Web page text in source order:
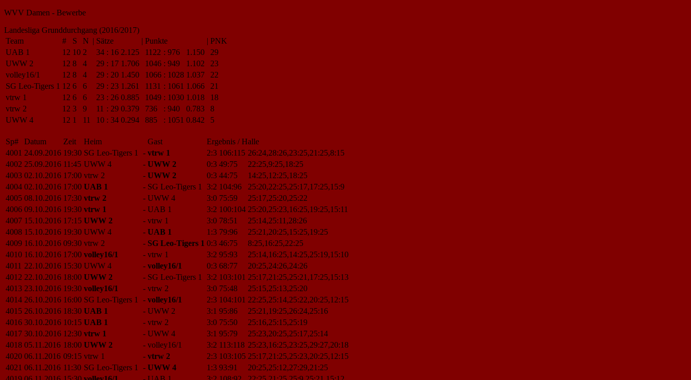
WVV Damen - Bewerbe
Landesliga Grunddurchgang (2016/2017)
Team
# S N | Sätze | Punkte | PNK
UAB 1
12 10 2 34 : 16 2.125 1122 : 976 1.150
29
UWW 2
12 8 4 29 : 17 1.706 1046 : 949 1.102
23
volley16/1
12 8 4 29 : 20 1.450 1066 : 1028 1.037
22
SG Leo-Tigers 1 12 6 6 29 : 23 1.261 1131 : 1061 1.066
21
vtrw 1
12 6 6 23 : 26 0.885 1049 : 1030 1.018
18
vtrw 2
12 3 9 11 : 29 0.379 736 : 940 0.783
8
UWW 4
12 1 11 10 : 34 0.294 885 : 1051 0.842 5
Sp# Datum Zeit Heim Gast
Ergebnis / Halle
4001 24.09.2016 19:30 SG Leo-Tigers 1 - vtrw 1 2:3 106:115 26:24,28:26,23:25,21:25,8:15
4002 25.09.2016 11:45 UWW 4 - UWW 2 0:3 49:75
22:25,9:25,18:25
4003 02.10.2016 17:00 vtrw 2 - UWW 2 0:3 44:75
14:25,12:25,18:25
4004 02.10.2016 17:00 UAB 1 - SG Leo-Tigers 1 3:2 104:96
25:20,22:25,25:17,17:25,15:9
4005 08.10.2016 17:30 vtrw 2 - UWW 4 3:0 75:59
25:17,25:20,25:22
4006 09.10.2016 19:30 vtrw 1 - UAB 1 3:2 100:104 25:20,25:23,16:25,19:25,15:11
4007 15.10.2016 17:15 UWW 2 - vtrw 1 3:0 78:51
25:14,25:11,28:26
4008 15.10.2016 19:30 UWW 4 - UAB 1 1:3 79:96
25:21,20:25,15:25,19:25
4009 16.10.2016 09:30 vtrw 2 - SG Leo-Tigers 1 0:3 46:75
8:25,16:25,22:25
4010 16.10.2016 17:00 volley16/1 - vtrw 1 3:2 95:93
25:14,16:25,14:25,25:19,15:10
4011 22.10.2016 15:30 UWW 4 - volley16/1 0:3 68:77
20:25,24:26,24:26
4012 22.10.2016 18:00 UWW 2 - SG Leo-Tigers 1 3:2 103:101 25:17,21:25,25:21,17:25,15:13
4013 23.10.2016 19:30 volley16/1 - vtrw 2 3:0 75:48
25:15,25:13,25:20
4014 26.10.2016 16:00 SG Leo-Tigers 1 - volley16/1 2:3 104:101 22:25,25:14,25:22,20:25,12:15
4015 26.10.2016 18:30 UAB 1 - UWW 2 3:1 95:86
25:21,19:25,26:24,25:16
4016 30.10.2016 10:15 UAB 1 - vtrw 2 3:0 75:50
25:16,25:15,25:19
4017 30.10.2016 12:30 vtrw 1 - UWW 4 3:1 95:79
25:23,20:25,25:17,25:14
4018 05.11.2016 18:00 UWW 2 - volley16/1 3:2 113:118 25:23,16:25,23:25,29:27,20:18
4020 06.11.2016 09:15 vtrw 1 - vtrw 2 2:3 103:105 25:17,21:25,25:23,20:25,12:15
4021 06.11.2016 11:30 SG Leo-Tigers 1 - UWW 4 1:3 93:91
20:25,25:12,27:29,21:25